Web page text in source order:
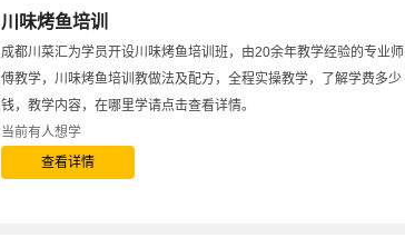
川味烤鱼培训
成都川菜汇为学员开设川味烤鱼培训班，由20余年教学经验的专业师
傅教学，川味烤鱼培训教做法及配方，全程实操教学，了解学费多少
钱，教学内容，在哪里学请点击查看详情。
当前有人想学
查看详情